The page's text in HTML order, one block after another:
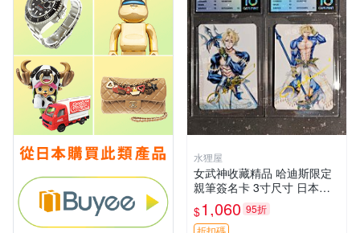
水狸屋
女武神收藏精品 哈迪斯限定
親筆簽名卡 3寸尺寸 日本中
古正品 隨機附泡沫包裝 國際
速遞 女武神卡片 哈迪斯簽名
$1,060 95折